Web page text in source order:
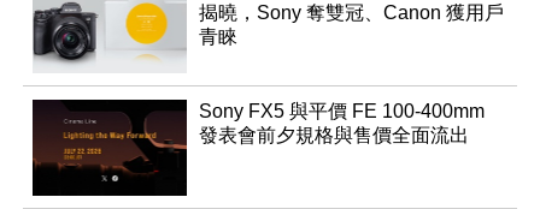
揭曉，Sony 奪雙冠、Canon 獲用戶
青睞
Sony FX5 與平價 FE 100-400mm
發表會前夕規格與售價全面流出